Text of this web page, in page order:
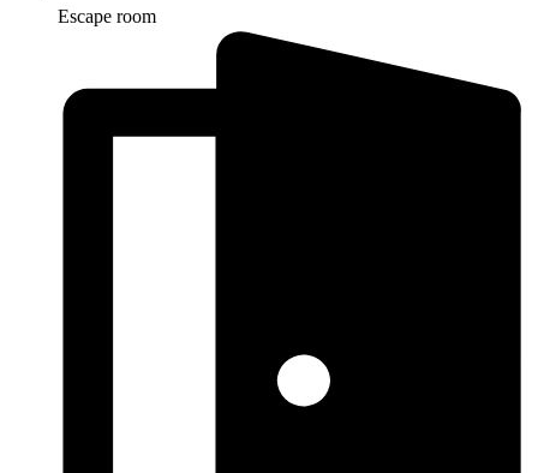
Escape room